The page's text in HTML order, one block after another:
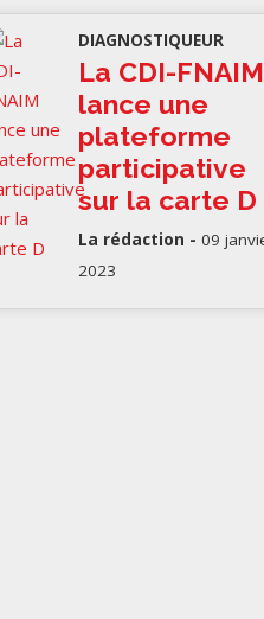
DIAGNOSTIQUEUR
La CDI-FNAIM
lance une
plateforme
participative
sur la carte D
La rédaction -09
2023